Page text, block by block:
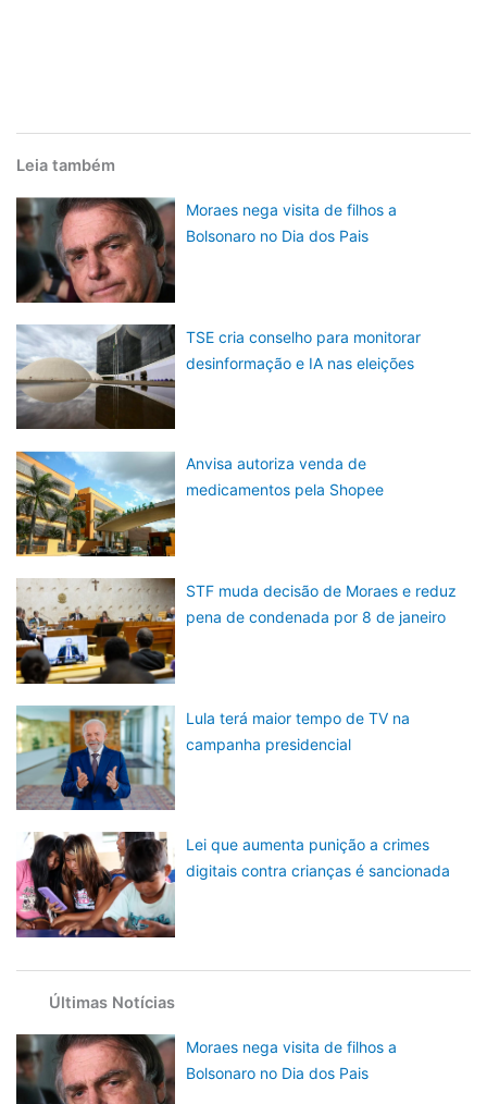
Leia também
Moraes nega visita de filhos a
Bolsonaro no Dia dos Pais
TSE cria conselho para monitorar
desinformação e IA nas eleições
Anvisa autoriza venda de
medicamentos pela Shopee
STF muda decisão de Moraes e reduz
pena de condenada por 8 de janeiro
Lula terá maior tempo de TV na
campanha presidencial
Lei que aumenta punição a crimes
digitais contra crianças é sancionada
Últimas Notícias
Moraes nega visita de filhos a
Bolsonaro no Dia dos Pais